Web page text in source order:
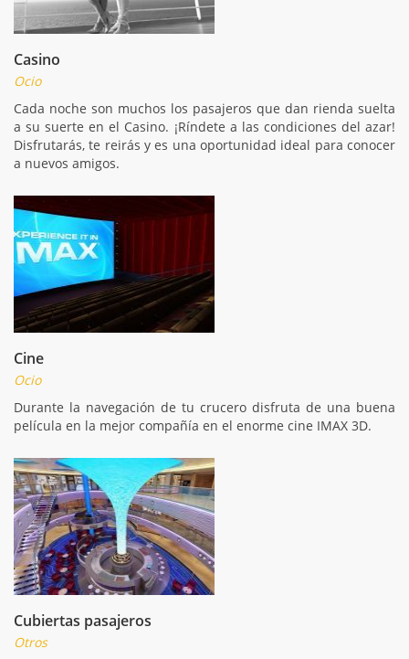
Casino
Ocio
Cada noche son muchos los pasajeros que dan rienda suelta
a su suerte en el Casino. ¡Ríndete a las condiciones del azar!
Disfrutarás, te reirás y es una oportunidad ideal para conocer
a nuevos amigos.
Cine
Ocio
Durante la navegación de tu crucero disfruta de una buena
película en la mejor compañía en el enorme cine IMAX 3D.
Cubiertas pasajeros
Otros